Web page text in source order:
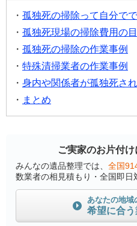
孤独死の掃除って自分で
孤独死現場の掃除費用の
孤独死の掃除の作業事例
特殊清掃業者の作業事例
身内や関係者が孤独死さ
まとめ
ご実家のお片付
みんなの遺品整理では、 全国
数業者の相見積もり・全国即日
あなたの地域
希望に合